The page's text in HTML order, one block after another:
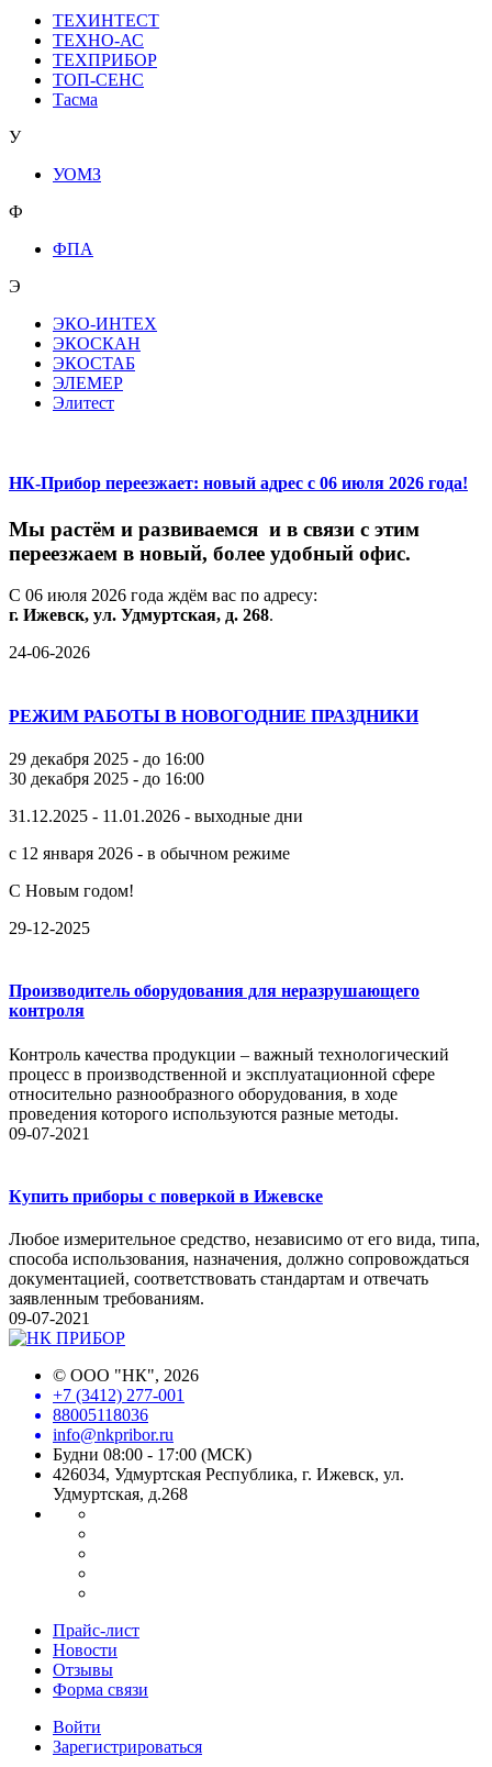
ТЕХИНТЕСТ
ТЕХНО-АС
ТЕХПРИБОР
ТОП-СЕНС
Тасма
У
УОМЗ
Ф
ФПА
Э
ЭКО-ИНТЕХ
ЭКОСКАН
ЭКОСТАБ
ЭЛЕМЕР
Элитест
НК-Прибор переезжает: новый адрес с 06 июля 2026 года!
Мы растём и развиваемся и в связи с этим
переезжаем в новый, более удобный офис.
С 06 июля 2026 года ждём вас по адресу:
г. Ижевск, ул. Удмуртская, д. 268.
24-06-2026
РЕЖИМ РАБОТЫ В НОВОГОДНИЕ ПРАЗДНИКИ
29 декабря 2025 - до 16:00
30 декабря 2025 - до 16:00
31.12.2025 - 11.01.2026 - выходные дни
с 12 января 2026 - в обычном режиме
С Новым годом!
29-12-2025
Производитель оборудования для неразрушающего
контроля
Контроль качества продукции – важный технологический
процесс в производственной и эксплуатационной сфере
относительно разнообразного оборудования, в ходе
проведения которого используются разные методы.
09-07-2021
Купить приборы с поверкой в Ижевске
Любое измерительное средство, независимо от его вида, типа,
способа использования, назначения, должно сопровождаться
документацией, соответствовать стандартам и отвечать
заявленным требованиям.
09-07-2021
© ООО "НК", 2026
+7 (3412) 277-001
88005118036
info@nkpribor.ru
Будни 08:00 - 17:00 (МСК)
426034, Удмуртская Республика, г. Ижевск, ул.
Удмуртская, д.268
Прайс-лист
Новости
Отзывы
Форма связи
Войти
Зарегистрироваться